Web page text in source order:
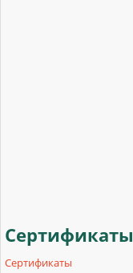
Сертификаты
Сертификаты